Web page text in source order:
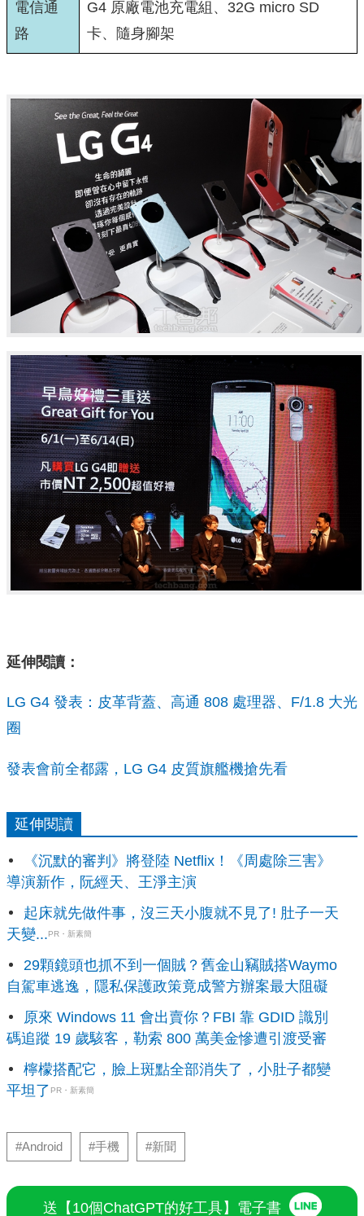
電信通
路
G4 原廠電池充電組、32G micro SD
卡、隨身腳架
延伸閱讀：
LG G4 發表：皮革背蓋、高通 808 處理器、F/1.8 大光
圈
發表會前全都露，LG G4 皮質旗艦機搶先看
延伸閱讀
《沉默的審判》將登陸 Netflix！《周處除三害》
導演新作，阮經天、王淨主演
起床就先做件事，沒三天小腹就不見了! 肚子一天
天變...PR・新素簡
29顆鏡頭也抓不到一個賊？舊金山竊賊搭Waymo
自駕車逃逸，隱私保護政策竟成警方辦案最大阻礙
原來 Windows 11 會出賣你？FBI 靠 GDID 識別
碼追蹤 19 歲駭客，勒索 800 萬美金慘遭引渡受審
檸檬搭配它，臉上斑點全部消失了，小肚子都變
平坦了 PR・新素簡
#Android #手機 #新聞
送【10個ChatGPT的好工具】電子書